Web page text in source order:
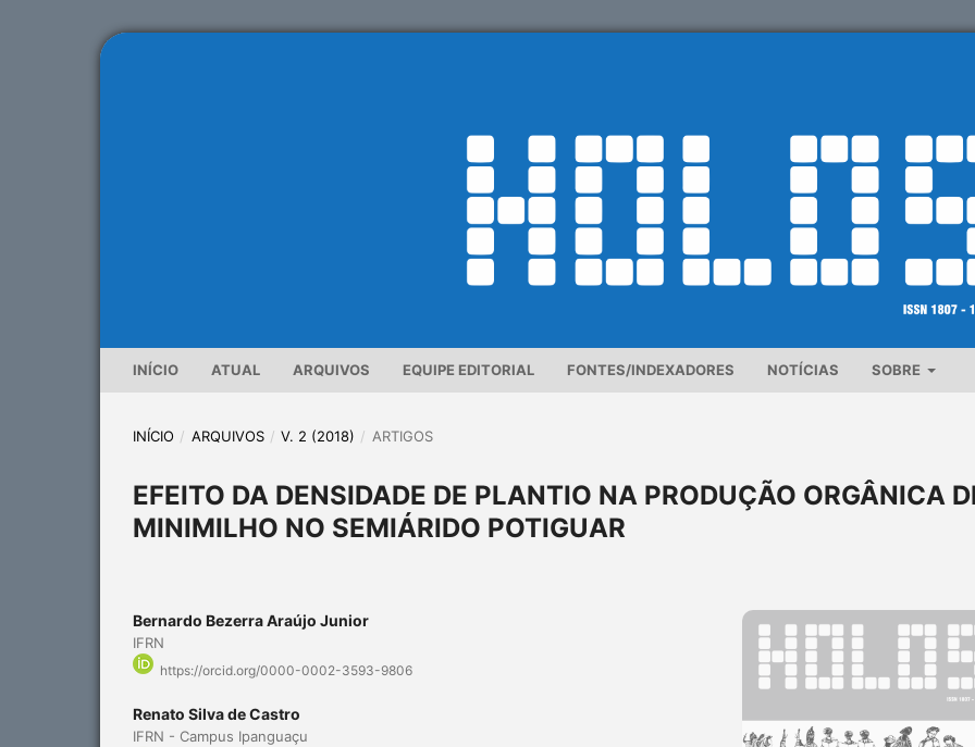
INÍCIO ATUAL ARQUIVOS EQUIPE EDITORIAL FONTES/INDEXADORES NOTÍCIAS SOBRE
INÍCIO / ARQUIVOS / V. 2 (2018) / ARTIGOS
EFEITO DA DENSIDADE DE PLANTIO NA PRODUÇÃO ORGÂNICA
MINIMILHO NO SEMIÁRIDO POTIGUAR
Bernardo Bezerra Araújo Junior
IFRN
https://orcid.org/0000-0002-3593-9806
Renato Silva de Castro
IFRN - Campus Ipanguaçu